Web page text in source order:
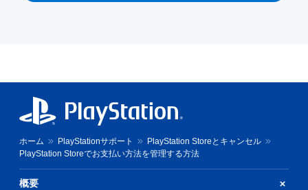
ホーム PlayStationサポート
PlayStation Storeとキャンセル
PlayStation Storeでお支払い方法を管理する方法
概要